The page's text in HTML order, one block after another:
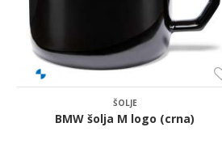
ŠOLJE
BMW šolja M logo (crna)